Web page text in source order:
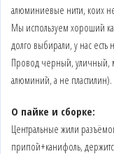
алюминиевые нити, коих
Мы используем хороший
долго выбирали, у нас есть
Провод черный, уличный,
алюминий, а не пластилин).
О пайке и сборке:
Центральные жили
припой+канифоль,